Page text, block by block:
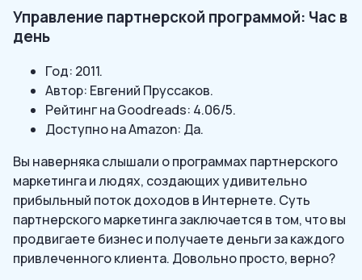
Управление партнерской программой: Час в
день
Год: 2011.
Автор: Евгений Пруссаков.
Рейтинг на Goodreads: 4.06/5.
Доступно на Amazon: Да.
Вы наверняка слышали о программах партнерского
маркетинга и людях, создающих удивительно
прибыльный поток доходов в Интернете. Суть
партнерского маркетинга заключается в том, что вы
продвигаете бизнес и получаете деньги за каждого
привлеченного клиента. Довольно просто, верно?